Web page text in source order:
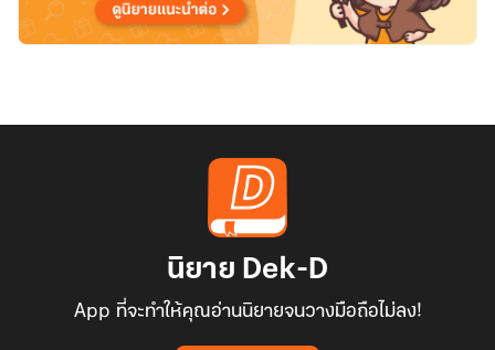
นิยาย Dek-D
App ที่จะทำให้คุณอ่านนิยายจนวางมือถือไม่ลง!